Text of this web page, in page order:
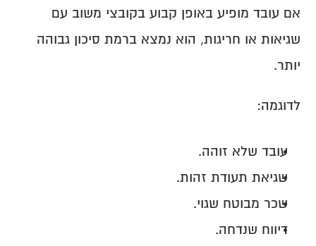
יותר.
לדוגמה:
עובד שלא זוהה.
שגיאת תעודת זהות.
שכר מבוטח שגוי.
דיווח שנדחה.